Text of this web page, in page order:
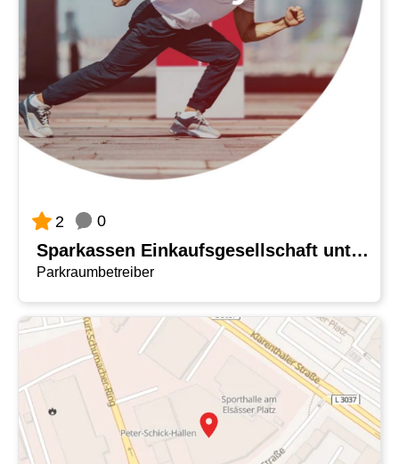
2 0
Sparkassen Einkaufsgesellschaft unterstützt Sparkassen beim Aufbau von LIS
Parkraumbetreiber